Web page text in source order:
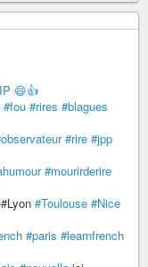
😄👍
#fou #rires #blagues
#rire #jpp
#mourirderire
#Lyon #Toulouse #Nice
#paris #learnfrench